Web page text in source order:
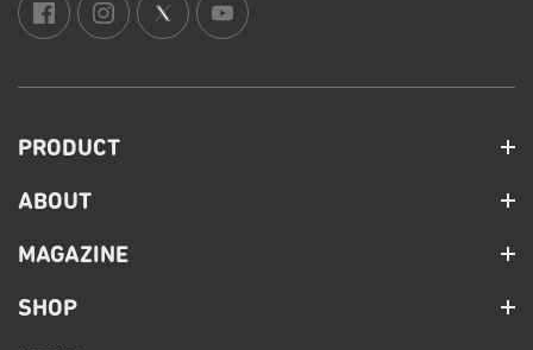
PRODUCT
ABOUT
MAGAZINE
SHOP